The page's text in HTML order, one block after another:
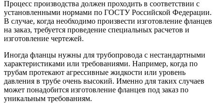
Процесс производства должен проходить в соответствии с
установленными нормами по ГОСТУ Российской Федерации.
В случае, когда необходимо произвести изготовление фланцев
на заказ, требуется проведение специальных расчетов и
изготовление чертежей.
Иногда фланцы нужны для трубопровода с нестандартными
характеристиками или требованиями. Например, когда по
трубам протекают агрессивные жидкости или уровень
давления в трубе очень высокий. Именно для таких случаев
может понадобится изготовление фланцев под заказ по
уникальным требованиям.